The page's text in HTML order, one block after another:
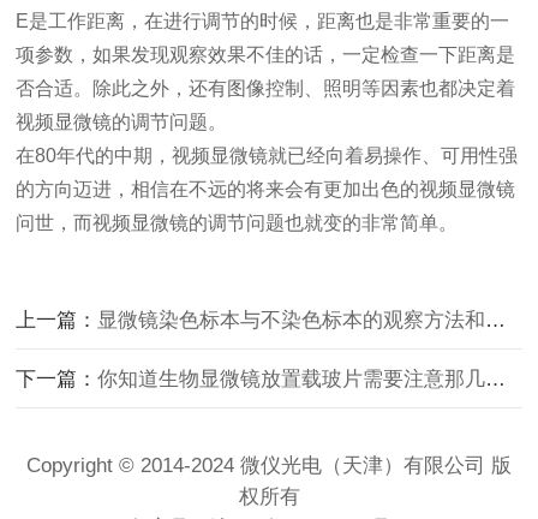
E是工作距离，在进行调节的时候，距离也是非常重要的一
项参数，如果发现观察效果不佳的话，一定检查一下距离是
否合适。除此之外，还有图像控制、照明等因素也都决定着
视频显微镜的调节问题。
在80年代的中期，视频显微镜就已经向着易操作、可用性强
的方向迈进，相信在不远的将来会有更加出色的视频显微镜
问世，而视频显微镜的调节问题也就变的非常简单。
上一篇： 显微镜染色标本与不染色标本的观察方法和注意事项的介绍
下一篇：你知道生物显微镜放置载玻片需要注意那几点吗？
Copyright © 2014-2024 微仪光电（天津）有限公司 版
权所有